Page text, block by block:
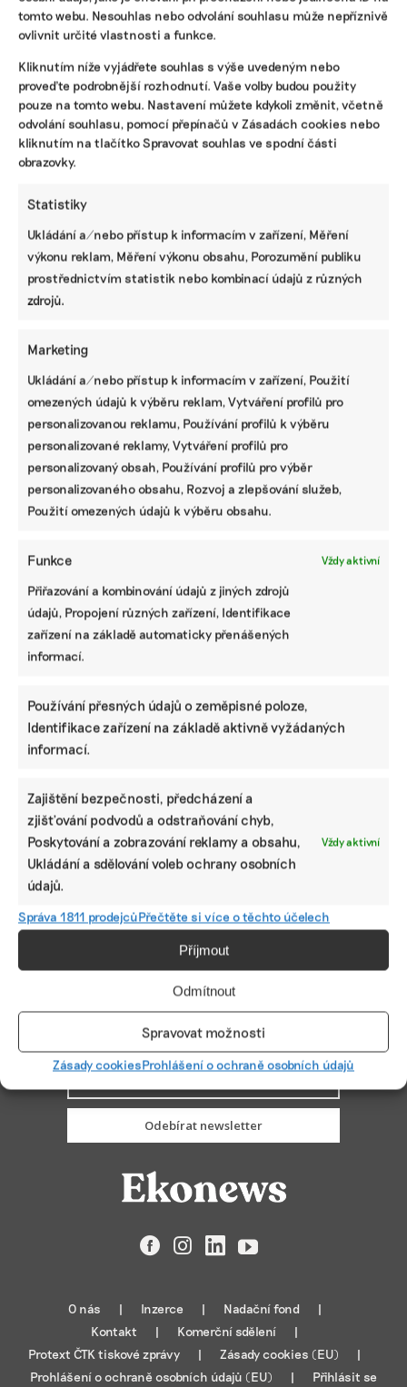
tomto webu. Nesouhlas nebo odvolání souhlasu může nepříznivě
ovlivnit určité vlastnosti a funkce.
Kliknutím níže vyjádřete souhlas s výše uvedeným nebo
proveďte podrobnější rozhodnutí. Vaše volby budou použity
pouze na tomto webu. Nastavení můžete kdykoli změnit, včetně
odvolání souhlasu, pomocí přepínačů v Zásadách cookies nebo
kliknutím na tlačítko Spravovat souhlas ve spodní části
obrazovky.
Statistiky
Ukládání a/nebo přístup k informacím v zařízení, Měření
výkonu reklam, Měření výkonu obsahu, Porozumění publiku
prostřednictvím statistik nebo kombinací údajů z různých
zdrojů.
Marketing
Ukládání a/nebo přístup k informacím v zařízení, Použití
omezených údajů k výběru reklam, Vytváření profilů pro
personalizovanou reklamu, Používání profilů k výběru
personalizované reklamy, Vytváření profilů pro
personalizovaný obsah, Používání profilů pro výběr
personalizovaného obsahu, Rozvoj a zlepšování služeb,
Použití omezených údajů k výběru obsahu.
Funkce Vždy aktivní
Přiřazování a kombinování údajů z jiných zdrojů
údajů, Propojení různých zařízení, Identifikace
zařízení na základě automaticky přenášených
informací.
Používání přesných údajů o zeměpisné poloze,
Identifikace zařízení na základě aktivně vyžádaných
informací.
Zajištění bezpečnosti, předcházení a
zjišťování podvodů a odstraňování chyb,
Poskytování a zobrazování reklamy a obsahu,
Ukládání a sdělování voleb ochrany osobních
údajů.
Vždy aktivní
Správa 1811 prodejcůPřečtěte si více o těchto účelech
Příjmout
Odmítnout
Spravovat možnosti
Zásady cookiesProhlášení o ochraně osobních údajů
Návrh pěti nejdůležitějších změn
Taxonomie EU. Méně byrokracie, duplicit i
nefinanční reporting podle standardů ESRS
Jak už dnes pracovat s ESRS 2.0 a pro koho
budou upravené standardy platit
od menšího množství dat po jasnější
Které firmy mají nově povinnost
zveřejňovat informace o udržitelnosti podle
Jak vybrat správný ESG nástroj: srovnání
programů, které pomohou s vytvořením
Lidé v ESG
Od čokolády k pivu. Prazdroj má novou posilu
PŘIHLÁSIT ODBĚR
Odebírat newsletter
FacebookInstagramLinkedIn
YouTube
O nás Inzerce
Nadační fond
Kontakt
Komerční sdělení
Protext ČTK tiskové zprávy
Zásady cookies (EU)
Prohlášení o ochraně osobních údajů (EU)
Přihlásit se